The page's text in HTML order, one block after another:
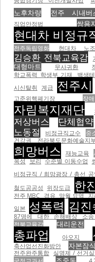
노후차량 전주 시내버
직업안정법 쌍용
현대차 비정규
전주독립영화
현대차 노조
김승환 전북교육감
대형마트 무사귀환
학교폭력 학생부 기재
백색
시신탈취 계급 전주시
고준위핵폐기장 장
자림복지재단
저상버스 단체협약
노동절 비정규직교수 중
건강권
전라북도문화예술지
희망버스 재능교육
옥성 보리 수준별 이동수업
비정규직 / 희망광장 / 총선 공
철도공공성 위장도급 한
전주 MBC 경유 망월 묘역
일본 성폭력 김
87명에 대한 손해배상 소
전북교육감
대리운전
총파업 아오지
축산업선진화방안
자본잠식
전주완주통합 실명제 / 선거